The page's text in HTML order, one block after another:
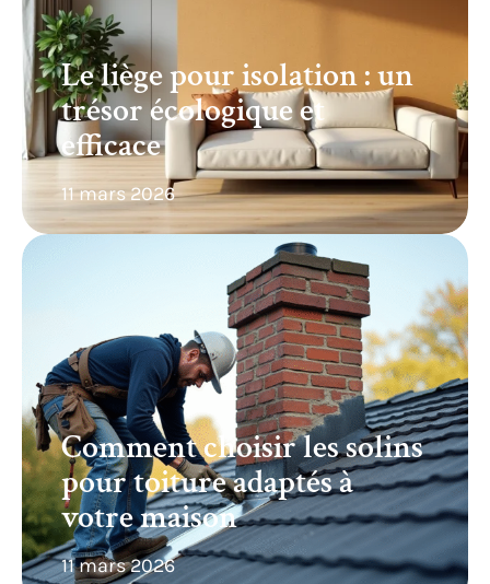
Le liège pour isolation : un
trésor écologique et
efficace
11 mars 2026
Comment choisir les solins
pour toiture adaptés à
votre maison
11 mars 2026